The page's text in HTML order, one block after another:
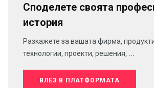
Споделете своята
история
Разкажете за вашата фирма,
технологии, проекти, решения, ...
ВЛЕЗ В ПЛАТФОРМАТА